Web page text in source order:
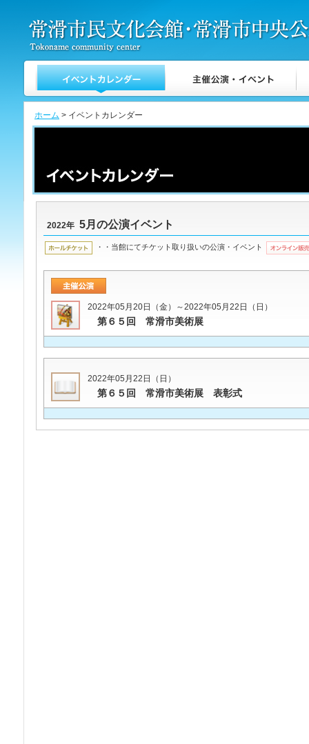
ホーム > イベントカレンダー
2022年 5月の公演イベント
・・当館にてチケット取り扱いの公演・イベント
2022年05月20日（金）～2022年05月22日（日）
第６５回 常滑市美術展
2022年05月22日（日）
第６５回 常滑市美術展 表彰式